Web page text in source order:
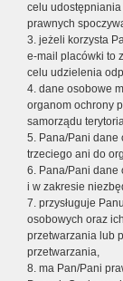
celu
prawnych
3. jeżeli korzysta
e-mail placówki to
celu udzielenia
4. dane osobowe
organom ochrony
samorządu
5. Pana/Pani dane
trzeciego ani do
6. Pana/Pani dane
i w zakresie
7. przysługuje
osobowych oraz
przetwarzania lub
przetwarzania,
8. ma Pan/Pani